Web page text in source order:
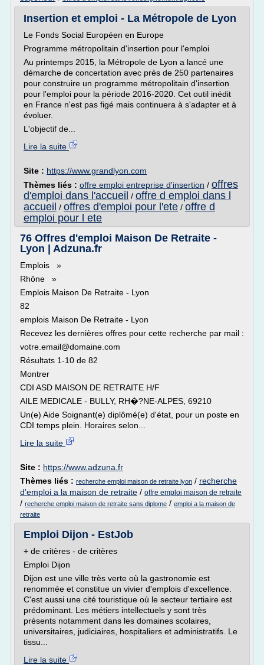
Insertion et emploi - La Métropole de Lyon
Le Fonds Social Européen en Europe
Programme métropolitain d'insertion pour l'emploi
Au printemps 2015, la Métropole de Lyon a lancé une
démarche de concertation avec près de 250 partenaires
pour construire un programme métropolitain d'insertion
pour l'emploi pour la période 2016-2020. Cet outil inédit
en France n'est pas figé mais continuera à s'adapter et à
évoluer.
L'objectif de...
Lire la suite
Site : https://www.grandlyon.com
Thèmes liés : offre emploi entreprise d'insertion / offres
d'emploi dans l'accueil / offre d emploi dans l
accueil / offres d'emploi pour l'ete / offre d
emploi pour l ete
76 Offres d'emploi Maison De Retraite -
Lyon | Adzuna.fr
Emplois »
Rhône »
Emplois Maison De Retraite - Lyon
82
emplois Maison De Retraite - Lyon
Recevez les dernières offres pour cette recherche par mail :
votre.email@domaine.com
Résultats 1-10 de 82
Montrer
CDI ASD MAISON DE RETRAITE H/F
AILE MEDICALE - BULLY, RH�?NE-ALPES, 69210
Un(e) Aide Soignant(e) diplômé(e) d'état, pour un poste en
CDI temps plein. Horaires selon...
Lire la suite
Site : https://www.adzuna.fr
Thèmes liés : recherche emploi maison de retraite lyon / recherche
d'emploi a la maison de retraite / offre emploi maison de retraite
/ recherche emploi maison de retraite sans diplome / emploi a la maison de
retraite
Emploi Dijon - EstJob
+ de critères - de critères
Emploi Dijon
Dijon est une ville très verte où la gastronomie est
renommée et constitue un vivier d'emplois d'excellence.
C'est aussi une cité touristique où le secteur tertiaire est
prédominant. Les métiers intellectuels y sont très
présents notamment dans les domaines scolaires,
universitaires, judiciaires, hospitaliers et administratifs. Le
tissu...
Lire la suite